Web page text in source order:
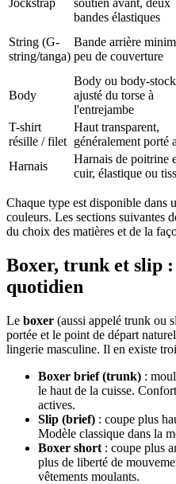
Jockstrap
soutien avant, deux
bandes élastiques
String (G-
string/tanga)
Bande arrière
peu de couverture
Body
Body ou body-
ajusté du torse à
l'entrejambe
T-shirt
résille / filet
Haut transparent,
généralement porté
Harnais
Harnais de poitrine
cuir, élastique ou
Chaque type est disponible dans
couleurs. Les sections suivantes
du choix des matières et de la
Boxer, trunk et slip :
quotidien
Le boxer (aussi appelé trunk ou
portée et le point de départ
lingerie masculine. Il en existe
Boxer brief (trunk) :
le haut de la cuisse.
actives.
Slip (brief) : coupe plus
Modèle classique dans la
Boxer short : coupe plus
plus de liberté de
vêtements moulants.